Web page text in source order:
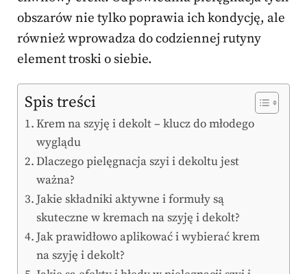
obszarów nie tylko poprawia ich kondycję, ale
również wprowadza do codziennej rutyny
element troski o siebie.
Spis treści
Krem na szyję i dekolt – klucz do młodego
wyglądu
Dlaczego pielęgnacja szyi i dekoltu jest
ważna?
Jakie składniki aktywne i formuły są
skuteczne w kremach na szyję i dekolt?
Jak prawidłowo aplikować i wybierać krem
na szyję i dekolt?